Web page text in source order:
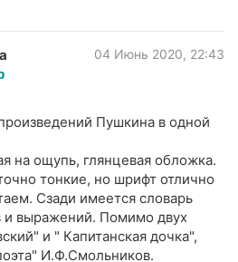
вы узнаете, что
04 Июнь 2020, 22:43
Пушкина в одной
на ощупь, глянцевая обложка.
тонкие, но шрифт отлично
Сзади имеется словарь
и выражений. Помимо двух
и " Капитанская дочка",
И.Ф.Смольников.